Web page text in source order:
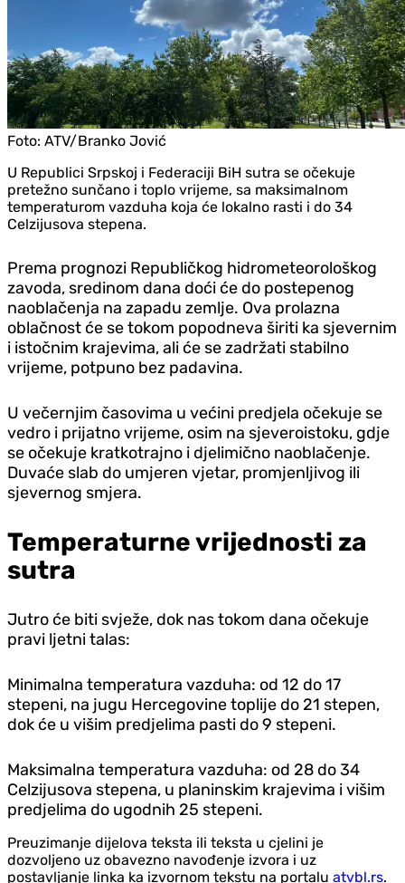
Foto: ATV/Branko Jović
U Republici Srpskoj i Federaciji BiH sutra se očekuje
pretežno sunčano i toplo vrijeme, sa maksimalnom
temperaturom vazduha koja će lokalno rasti i do 34
Celzijusova stepena.
Prema prognozi Republičkog hidrometeorološkog
zavoda, sredinom dana doći će do postepenog
naoblačenja na zapadu zemlje. Ova prolazna
oblačnost će se tokom popodneva širiti ka sjevernim
i istočnim krajevima, ali će se zadržati stabilno
vrijeme, potpuno bez padavina.
U večernjim časovima u većini predjela očekuje se
vedro i prijatno vrijeme, osim na sjeveroistoku, gdje
se očekuje kratkotrajno i djelimično naoblačenje.
Duvaće slab do umjeren vjetar, promjenljivog ili
sjevernog smjera.
Temperaturne vrijednosti za
sutra
Jutro će biti svježe, dok nas tokom dana očekuje
pravi ljetni talas:
Minimalna temperatura vazduha: od 12 do 17
stepeni, na jugu Hercegovine toplije do 21 stepen,
dok će u višim predjelima pasti do 9 stepeni.
Maksimalna temperatura vazduha: od 28 do 34
Celzijusova stepena, u planinskim krajevima i višim
predjelima do ugodnih 25 stepeni.
Preuzimanje dijelova teksta ili teksta u cjelini je
dozvoljeno uz obavezno navođenje izvora i uz
postavljanje linka ka izvornom tekstu na portalu atvbl.rs.